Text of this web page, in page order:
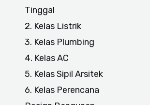
Tinggal
2. Kelas Listrik
3. Kelas Plumbing
4. Kelas AC
5. Kelas Sipil Arsitek
6. Kelas Perencana